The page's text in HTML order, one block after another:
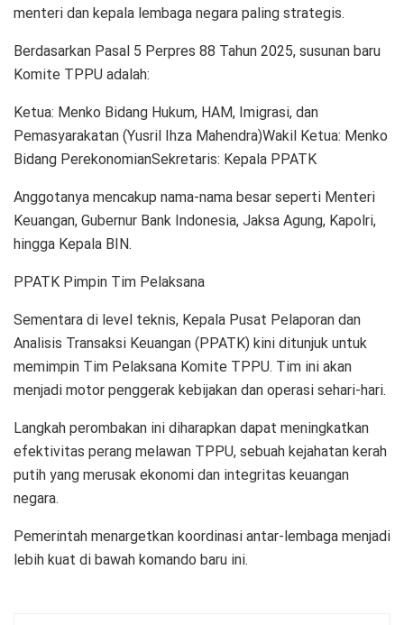
menteri dan kepala lembaga negara paling strategis.
Berdasarkan Pasal 5 Perpres 88 Tahun 2025, susunan baru
Komite TPPU adalah:
Ketua: Menko Bidang Hukum, HAM, Imigrasi, dan
Pemasyarakatan (Yusril Ihza Mahendra)Wakil Ketua: Menko
Bidang PerekonomianSekretaris: Kepala PPATK
Anggotanya mencakup nama-nama besar seperti Menteri
Keuangan, Gubernur Bank Indonesia, Jaksa Agung, Kapolri,
hingga Kepala BIN.
PPATK Pimpin Tim Pelaksana
Sementara di level teknis, Kepala Pusat Pelaporan dan
Analisis Transaksi Keuangan (PPATK) kini ditunjuk untuk
memimpin Tim Pelaksana Komite TPPU. Tim ini akan
menjadi motor penggerak kebijakan dan operasi sehari-hari.
Langkah perombakan ini diharapkan dapat meningkatkan
efektivitas perang melawan TPPU, sebuah kejahatan kerah
putih yang merusak ekonomi dan integritas keuangan
negara.
Pemerintah menargetkan koordinasi antar-lembaga menjadi
lebih kuat di bawah komando baru ini.